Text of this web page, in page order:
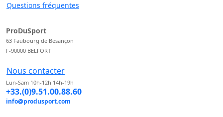
Questions fréquentes
ProDuSport
63 Faubourg de Besançon
F-90000 BELFORT
Nous contacter
Lun-Sam 10h-12h 14h-19h
+33.(0)9.51.00.88.60
info@produsport.com